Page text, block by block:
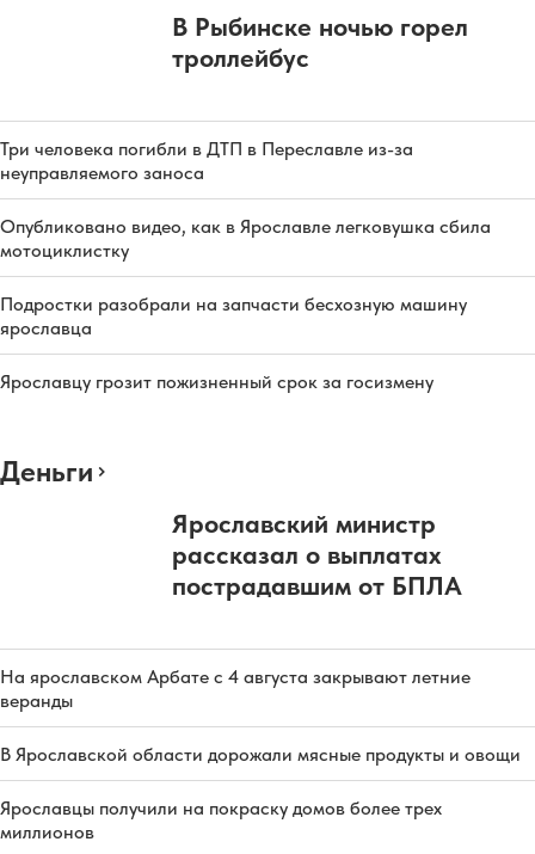
В Рыбинске ночью горел
троллейбус
Три человека погибли в ДТП в Переславле из-за
неуправляемого заноса
Опубликовано видео, как в Ярославле легковушка сбила
мотоциклистку
Подростки разобрали на запчасти бесхозную машину
ярославца
Ярославцу грозит пожизненный срок за госизмену
Деньги
Ярославский министр
рассказал о выплатах
пострадавшим от БПЛА
На ярославском Арбате с 4 августа закрывают летние
веранды
В Ярославской области дорожали мясные продукты и овощи
Ярославцы получили на покраску домов более трех
миллионов